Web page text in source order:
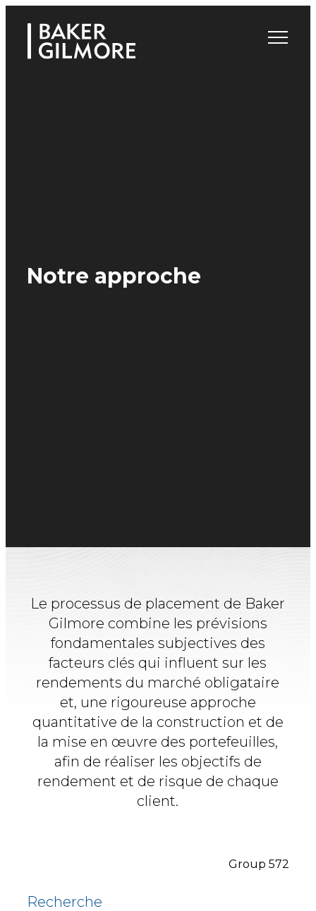
content
Notre approche
Le processus de placement de Baker
Gilmore combine les prévisions
fondamentales subjectives des
facteurs clés qui influent sur les
rendements du marché obligataire
et, une rigoureuse approche
quantitative de la construction et de
la mise en œuvre des portefeuilles,
afin de réaliser les objectifs de
rendement et de risque de chaque
client.
Recherche